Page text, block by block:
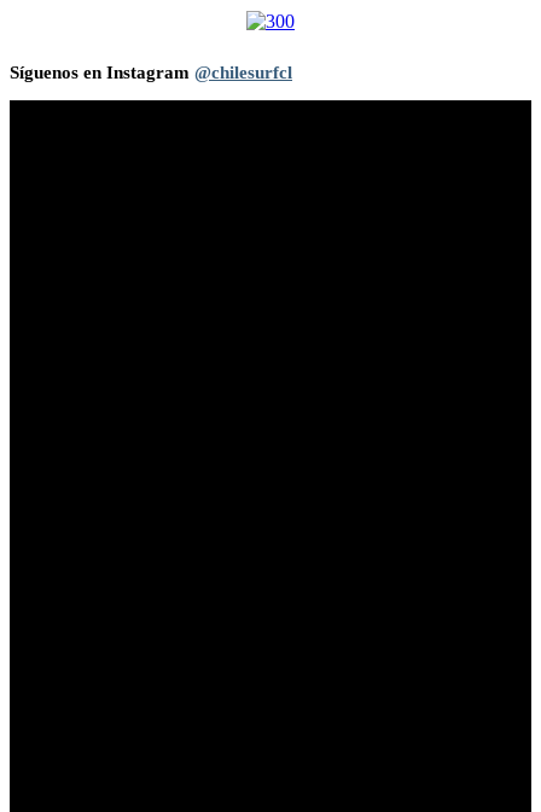
Síguenos en Instagram @chilesurfcl